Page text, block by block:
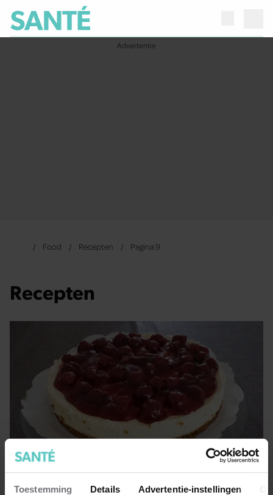
Toestemming Details Advertentie-instellingen
Food Recepten Pagina 9
Recepten